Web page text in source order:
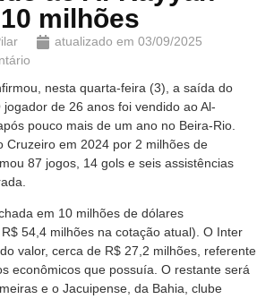
milhões
atualizado em 03/09/2025
nesta quarta-feira (3), a saída do
jogador de 26 anos foi vendido ao Al-
pouco mais de um ano no Beira-Rio.
Cruzeiro em 2024 por 2 milhões de
87 jogos, 14 gols e seis assistências
em 10 milhões de dólares
54,4 milhões na cotação atual). O Inter
valor, cerca de R$ 27,2 milhões, referente
econômicos que possuía. O restante será
e o Jacuipense, da Bahia, clube